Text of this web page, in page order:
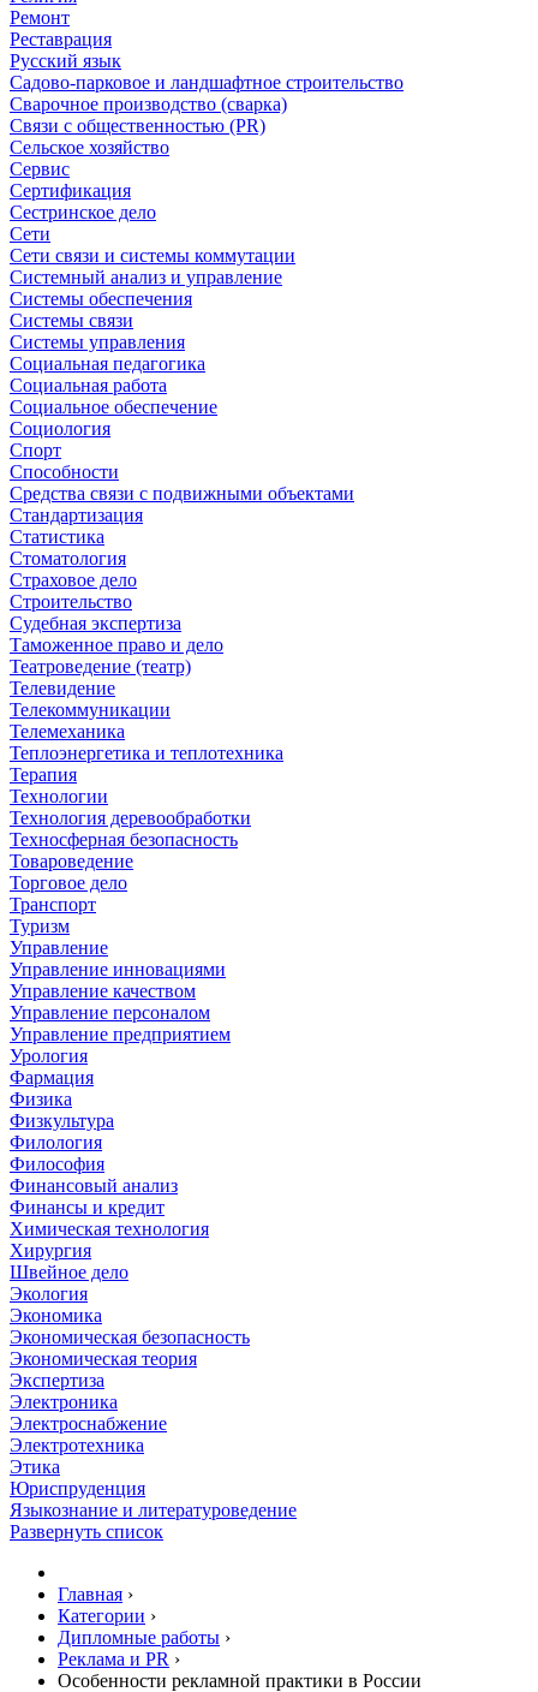
Ремонт
Реставрация
Русский язык
Садово-парковое и ландшафтное строительство
Сварочное производство (сварка)
Связи с общественностью (PR)
Сельское хозяйство
Сервис
Сертификация
Сестринское дело
Сети
Сети связи и системы коммутации
Системный анализ и управление
Системы обеспечения
Системы связи
Системы управления
Социальная педагогика
Социальная работа
Социальное обеспечение
Социология
Спорт
Способности
Средства связи с подвижными объектами
Стандартизация
Статистика
Стоматология
Страховое дело
Строительство
Судебная экспертиза
Таможенное право и дело
Театроведение (театр)
Телевидение
Телекоммуникации
Телемеханика
Теплоэнергетика и теплотехника
Терапия
Технологии
Технология деревообработки
Техносферная безопасность
Товароведение
Торговое дело
Транспорт
Туризм
Управление
Управление инновациями
Управление качеством
Управление персоналом
Управление предприятием
Урология
Фармация
Физика
Физкультура
Филология
Философия
Финансовый анализ
Финансы и кредит
Химическая технология
Хирургия
Швейное дело
Экология
Экономика
Экономическая безопасность
Экономическая теория
Экспертиза
Электроника
Электроснабжение
Электротехника
Этика
Юриспруденция
Языкознание и литературоведение
Развернуть список
Главная ›
Категории ›
Дипломные работы ›
Реклама и PR ›
Особенности рекламной практики в России